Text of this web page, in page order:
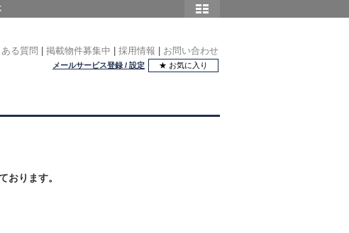
る質問 掲載物件募集中 採用情報 お問い合わせ
メールサービス登録 / 設定 ★ お気に入り
おります。